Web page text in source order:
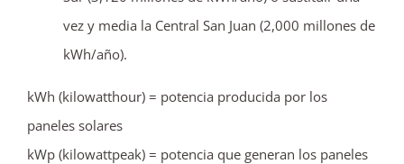
vez y media la Central San Juan (2,000 millones de
kWh/año).
kWh (kilowatthour) = potencia producida por los
paneles solares
kWp (kilowattpeak) = potencia que generan los paneles